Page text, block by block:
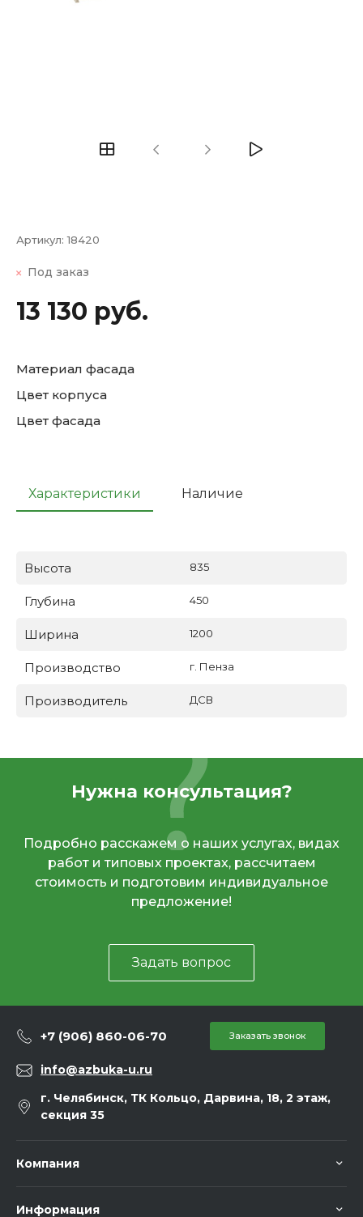
Артикул:18420
Под заказ
13 130 руб.
Материал фасада
Цвет корпуса
Цвет фасада
Характеристики Наличие
Высота 835
Глубина 450
Ширина 1200
Производство г. Пенза
Производитель ДСВ
Нужна консультация?
Подробно расскажем о наших услугах, видах
работ и типовых проектах, рассчитаем
стоимость и подготовим индивидуальное
предложение!
Задать вопрос
+7 (906) 860-06-70 Заказать звонок
info@azbuka-u.ru
г. Челябинск, ТК Кольцо, Дарвина, 18, 2 этаж,
секция 35
Компания
Информация